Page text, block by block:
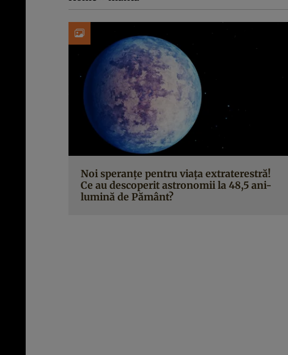
Noi speranțe pentru viața extraterestră!
Ce au descoperit astronomii la 48,5 ani-
lumină de Pământ?